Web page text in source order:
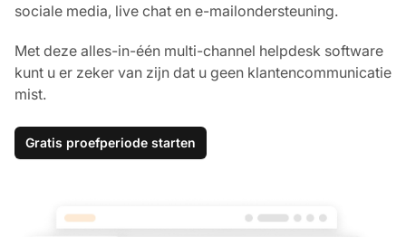
sociale media, live chat en e-mailondersteuning.
Met deze alles-in-één multi-channel helpdesk software
kunt u er zeker van zijn dat u geen klantencommunicatie
mist.
Gratis proefperiode starten